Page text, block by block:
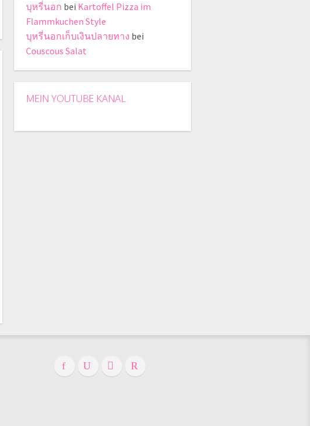
บุหรี่นอก bei Kartoffel Pizza im
Flammkuchen Style
บุหรี่นอกเก็บเงินปลายทาง bei
Couscous Salat
MEIN YOUTUBE KANAL